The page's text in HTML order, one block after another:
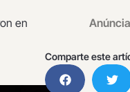
en
Comparte este